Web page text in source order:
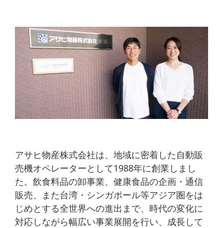
アサヒ物産株式会社は、地域に密着した自動販
売機オペレーターとして1988年に創業しまし
た。飲食料品の卸事業、健康食品の企画・通信
販売、また台湾・シンガポール等アジア圏をは
じめとする全世界への進出まで、時代の変化に
対応しながら幅広い事業展開を行い、成長して